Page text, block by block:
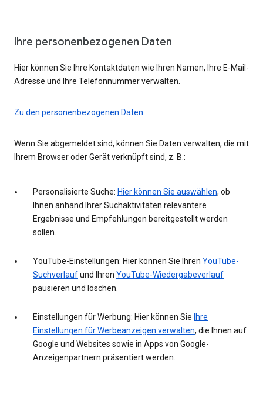
Ihre personenbezogenen Daten
Hier können Sie Ihre Kontaktdaten wie Ihren Namen, Ihre E-Mail-
Adresse und Ihre Telefonnummer verwalten.
Zu den personenbezogenen Daten
Wenn Sie abgemeldet sind, können Sie Daten verwalten, die mit
Ihrem Browser oder Gerät verknüpft sind, z. B.:
Personalisierte Suche: Hier können Sie auswählen, ob
Ihnen anhand Ihrer Suchaktivitäten relevantere
Ergebnisse und Empfehlungen bereitgestellt werden
sollen.
YouTube-Einstellungen: Hier können Sie Ihren YouTube-
Suchverlaufund Ihren YouTube-Wiedergabeverlauf
pausieren und löschen.
Einstellungen für Werbung: Hier können Sie Ihre
Einstellungen für Werbeanzeigen verwalten, die Ihnen auf
Google und Websites sowie in Apps von Google-
Anzeigenpartnern präsentiert werden.